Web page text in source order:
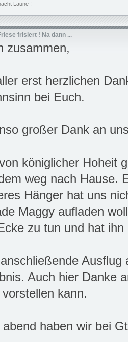
Laune !
frisiert ! Na dann ...
zusammen,
erst herzlichen
bei Euch.
großer Dank an
königlicher Hoheit
weg nach Hause.
Hänger hat uns
Maggy aufladen
zu tun und hat
Auch hier Danke
kann.
abend haben wir bei